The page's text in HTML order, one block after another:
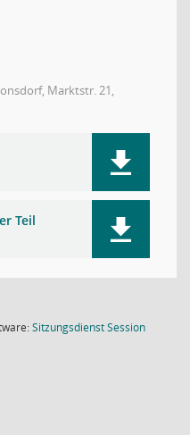
Marktstr. 21,
Teil
SitzungsdienstSession(Wird in